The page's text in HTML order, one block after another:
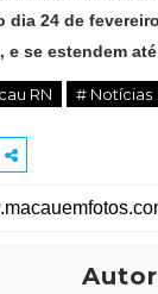
dia 24 de
e se estendem
RN # Notícias